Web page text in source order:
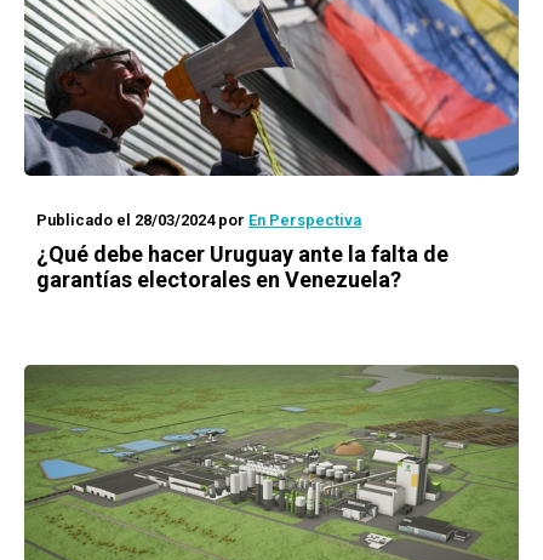
Publicado el 28/03/2024por En Perspectiva
¿Qué debe hacer Uruguay ante la falta de
garantías electorales en Venezuela?